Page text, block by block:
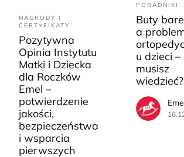
NAGRODY I
CERTYFIKATY
Pozytywna
Opinia Instytutu
Matki i Dziecka
dla Roczków
Emel –
potwierdzenie
jakości,
bezpieczeństwa
i wsparcia
pierwszych
PORADNIKI
Buty
a
u dzieci –
musisz
wiedzieć?